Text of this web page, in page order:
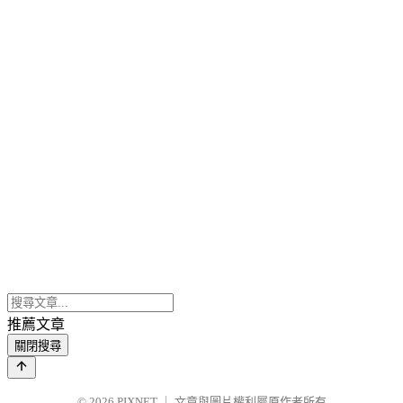
推薦文章
關閉搜尋